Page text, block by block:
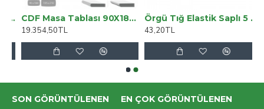
CDF Masa Tablası 90X180 - DCLTM3102
19.354,50TL
Örgü Tığ Elastik Saplı 5 Numara
43,20TL
SON GÖRÜNTÜLENEN EN ÇOK GÖRÜNTÜLENEN